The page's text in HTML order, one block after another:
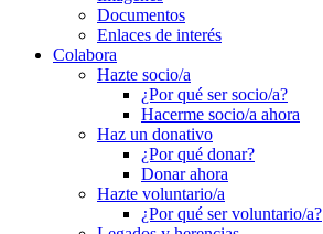
Documentos
Enlaces de interés
Colabora
Hazte socio/a
¿Por qué ser socio/a?
Hacerme socio/a ahora
Haz un donativo
¿Por qué donar?
Donar ahora
Hazte voluntario/a
¿Por qué ser voluntario/a?